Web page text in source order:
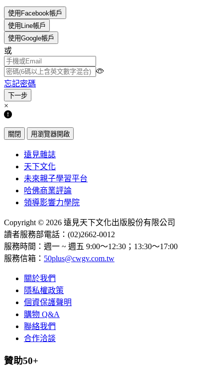
使用Facebook帳戶
使用Line帳戶
使用Google帳戶
或
忘記密碼
×
關閉 用瀏覽器開啟
遠見雜誌
天下文化
未來親子學習平台
哈佛商業評論
領導影響力學院
Copyright © 2026 遠見天下文化出版股份有限公司
讀者服務部電話：(02)2662-0012
服務時間：週一 ~ 週五 9:00～12:30；13:30～17:00
服務信箱： 50plus@cwgv.com.tw
關於我們
隱私權政策
個資保護聲明
購物 Q&A
聯絡我們
合作洽談
贊助50+